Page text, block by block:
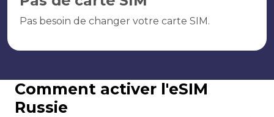
Pas besoin de changer votre carte SIM.
Comment activer l'eSIM
Russie